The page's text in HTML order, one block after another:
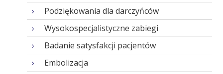
Podziękowania dla darczyńców
Wysokospecjalistyczne zabiegi
Badanie satysfakcji pacjentów
Embolizacja